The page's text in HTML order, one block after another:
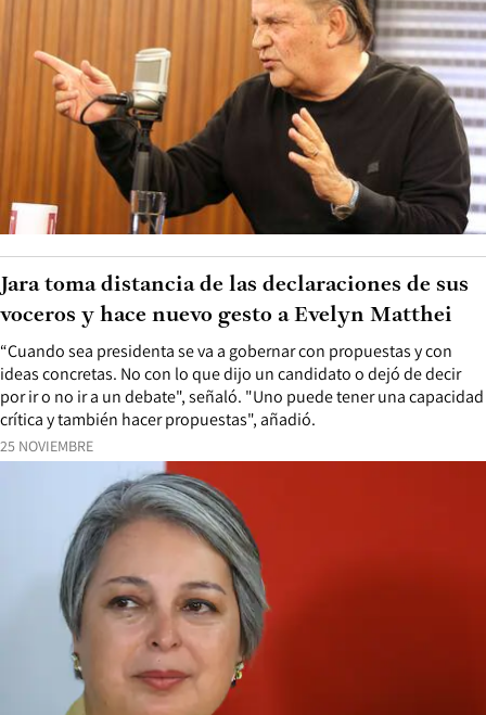
25 NOVIEMBRE
“Cuando sea presidenta se va a gobernar con propuestas y con
ideas concretas. No con lo que dijo un candidato o dejó de decir
por ir o no ir a un debate", señaló. "Uno puede tener una capacidad
crítica y también hacer propuestas", añadió.
Jara toma distancia de las declaraciones de sus
voceros y hace nuevo gesto a Evelyn Matthei